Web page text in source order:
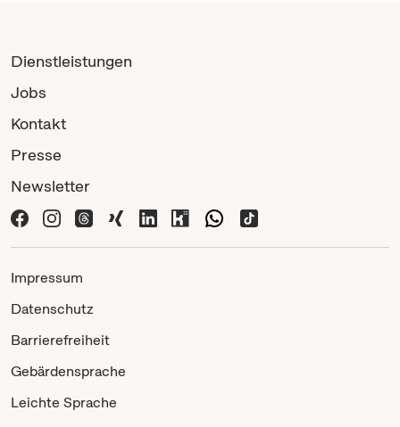
Dienstleistungen
Jobs
Kontakt
Presse
Newsletter
Impressum
Datenschutz
Barrierefreiheit
Gebärdensprache
Leichte Sprache